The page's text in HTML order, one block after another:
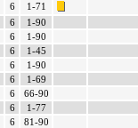
6
1-71
6
1-90
6
1-90
6
1-45
6
1-90
6
1-69
6
66-90
6
1-77
6
81-90